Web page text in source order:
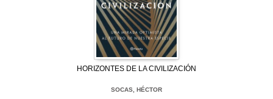
HORIZONTES DE LA CIVILIZACIÓN
SOCAS, HÉCTOR